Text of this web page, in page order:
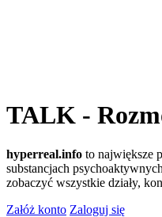
TALK -
hyperreal.info to największe
substancjach
zobaczyć wszystkie działy,
Załóż konto Zaloguj się